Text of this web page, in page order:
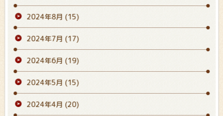
2024年8月 (15)
2024年7月 (17)
2024年6月 (19)
2024年5月 (15)
2024年4月 (20)